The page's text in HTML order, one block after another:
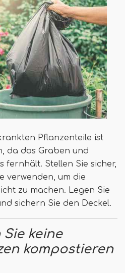
Pflanzenteile ist
da das Graben und
fernhält. Stellen Sie sicher,
verwenden, um die
zu machen. Legen Sie
sichern Sie den Deckel.
Sie keine
kompostieren